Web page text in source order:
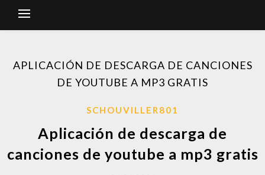
APLICACIÓN DE DESCARGA DE CANCIONES
DE YOUTUBE A MP3 GRATIS
SCHOUVILLER801
Aplicación de descarga de
canciones de youtube a mp3 gratis